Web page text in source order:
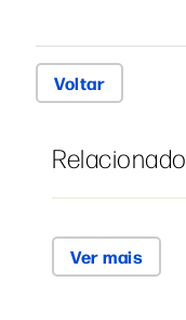
Voltar
Relacionado
Ver mais